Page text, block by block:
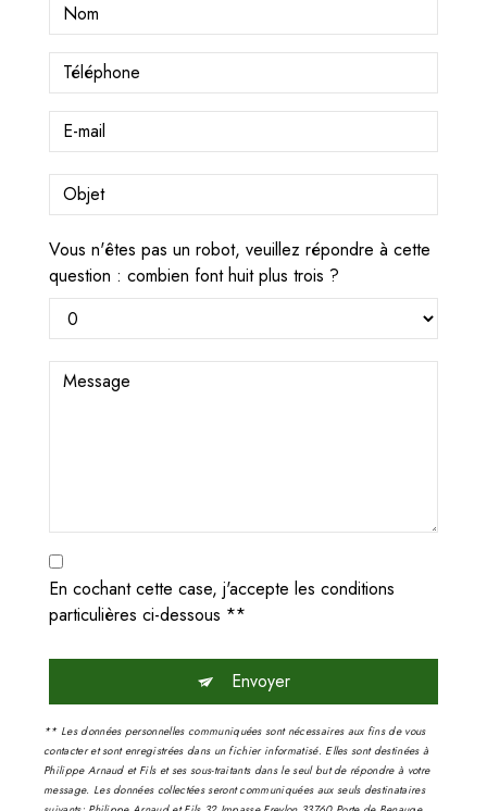
Vous n'êtes pas un robot, veuillez répondre à cette
question : combien font huit plus trois ?
En cochant cette case, j'accepte les conditions
particulières ci-dessous **
Envoyer
** Les données personnelles communiquées sont nécessaires aux fins de vous
contacter et sont enregistrées dans un fichier informatisé. Elles sont destinées à
Philippe Arnaud et Fils et ses sous-traitants dans le seul but de répondre à votre
message. Les données collectées seront communiquées aux seuls destinataires